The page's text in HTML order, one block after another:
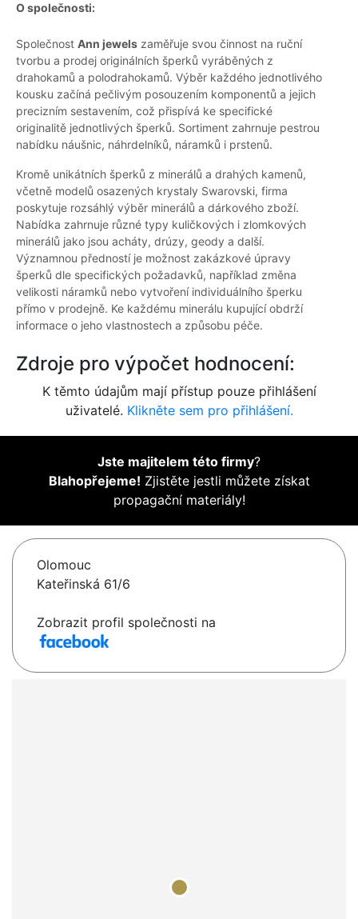
O společnosti:
Společnost Ann jewels zaměřuje svou činnost na ruční
tvorbu a prodej originálních šperků vyráběných z
drahokamů a polodrahokamů. Výběr každého jednotlivého
kousku začíná pečlivým posouzením komponentů a jejich
precizním sestavením, což přispívá ke specifické
originalitě jednotlivých šperků. Sortiment zahrnuje pestrou
nabídku náušnic, náhrdelníků, náramků i prstenů.
Kromě unikátních šperků z minerálů a drahých kamenů,
včetně modelů osazených krystaly Swarovski, firma
poskytuje rozsáhlý výběr minerálů a dárkového zboží.
Nabídka zahrnuje různé typy kuličkových i zlomkových
minerálů jako jsou acháty, drúzy, geody a další.
Významnou předností je možnost zakázkové úpravy
šperků dle specifických požadavků, například změna
velikosti náramků nebo vytvoření individuálního šperku
přímo v prodejně. Ke každému minerálu kupující obdrží
informace o jeho vlastnostech a způsobu péče.
Zdroje pro výpočet hodnocení:
K těmto údajům mají přístup pouze přihlášení
uživatelé. Klikněte sem pro přihlášení.
Jste majitelem této firmy?
Blahopřejeme! Zjistěte jestli můžete získat
propagační materiály!
Olomouc
Kateřinská 61/6
Zobrazit profil společnosti na